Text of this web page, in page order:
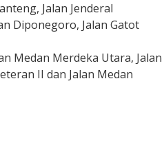
Jalan Jenderal
Diponegoro, Jalan Gatot
Medan Merdeka Utara, Jalan
II dan Jalan Medan